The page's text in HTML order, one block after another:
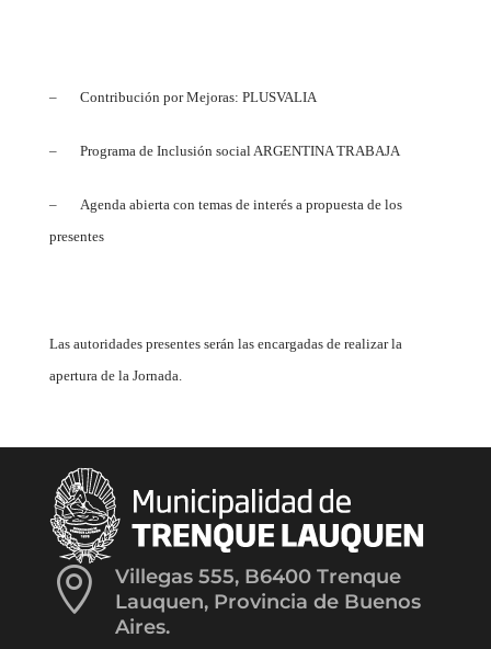
– Contribución por Mejoras: PLUSVALIA
– Programa de Inclusión social ARGENTINA TRABAJA
–
Agenda abierta con temas de interés a propuesta de los
presentes
Las autoridades presentes serán las encargadas de realizar la
apertura de la Jornada.

Villegas 555, B6400 Trenque
Lauquen, Provincia de Buenos
Aires.